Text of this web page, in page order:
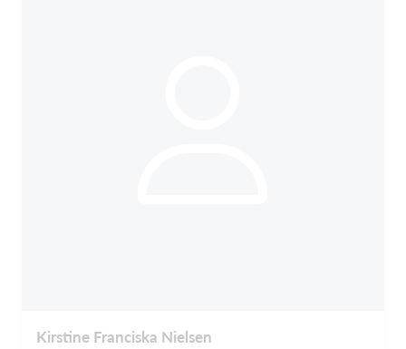
Kirstine Franciska Nielsen